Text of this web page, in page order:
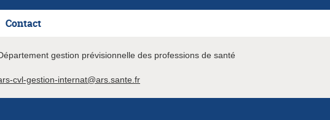
Contact
gestion prévisionnelle des professions de santé
cvl-gestion-internat@ars.sante.fr